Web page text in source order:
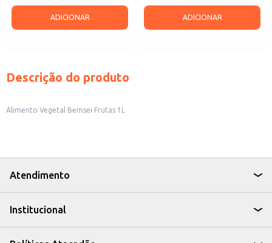
ADICIONAR ADICIONAR
Descrição do produto
Alimento Vegetal Bemsei Frutas 1L
Atendimento
Institucional